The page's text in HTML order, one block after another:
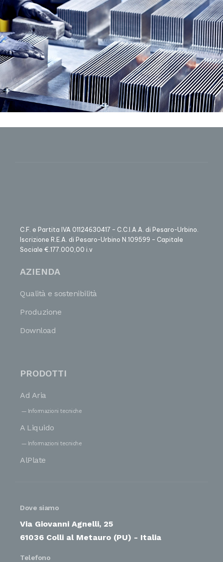
C.F. e Partita IVA 01124630417 – C.C.I.A.A. di Pesaro-Urbino.
Iscrizione R.E.A. di Pesaro-Urbino N.109599 – Capitale
Sociale €.177.000,00 i.v
AZIENDA
Qualità e sostenibilità
Produzione
Download
PRODOTTI
Ad Aria
Informazioni tecniche
A Liquido
Informazioni tecniche
AlPlate
Dove siamo
Via Giovanni Agnelli, 25
61036 Colli al Metauro (PU) - Italia
Telefono